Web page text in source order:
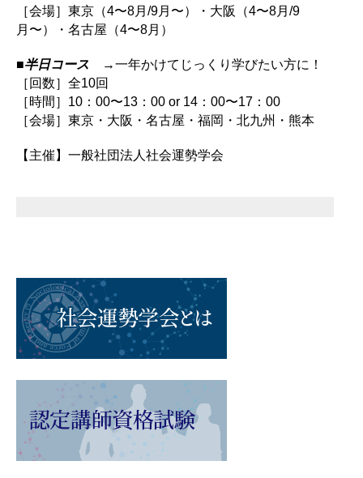
［会場］東京（4〜8月/9月〜）・大阪（4〜8月/9
月〜）・名古屋（4〜8月）
■半日コース →一年かけてじっくり学びたい方に！
［回数］全10回
［時間］10：00〜13：00 or 14：00〜17：00
［会場］東京・大阪・名古屋・福岡・北九州・熊本
【主催】一般社団法人社会運勢学会